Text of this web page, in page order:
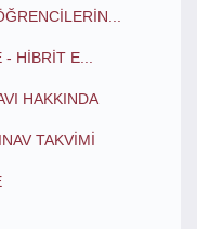
HİBRİT E...
HAKKINDA
TAKVİMİ